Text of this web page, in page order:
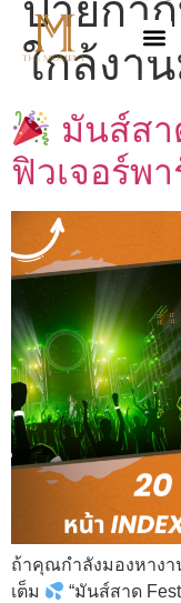
ป้ายกำ
ใกล้งา
มันส์สา
ฟิวเจอร์พ
ถ้าคุณกำลังมองหางา
เต็ม
“มันส์สาด